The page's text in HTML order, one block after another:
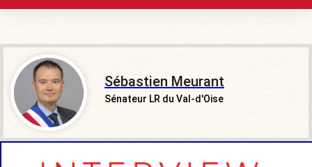
Sébastien Meurant
Sénateur LR du Val-d'Oise